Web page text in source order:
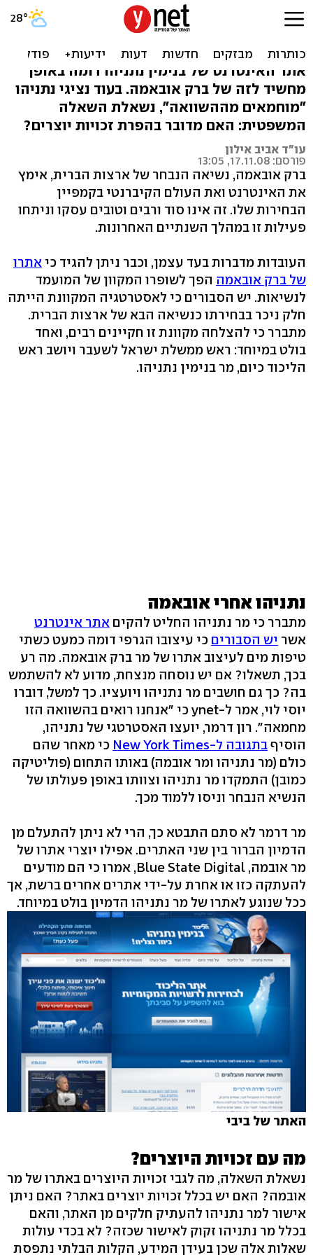
האם אתר נתניהו מפר זכויות
יוצרים? / פרשנות
אתר האינטרנט של בנימין נתניהו דומה באופן
מחשיד לזה של ברק אובאמה. בעוד נציגי נתניהו
"מוחמאים מההשוואה", נשאלת השאלה
המשפטית: האם מדובר בהפרת זכויות יוצרים?
עו"ד אביב אילון
פורסם: 17.11.08, 13:05
ברק אובאמה, נשיאה הנבחר של ארצות הברית, אימץ
את האינטרנט ואת העולם הקיברנטי בקמפיין
הבחירות שלו. זה אינו סוד ורבים וטובים עסקו וניתחו
פעילות זו במהלך השנתיים האחרונות.
העובדות מדברות בעד עצמן, וכבר ניתן להגיד כי אתרו
של ברק אובאמה הפך לשופרו המקוון של המועמד
לנשיאות. יש הסבורים כי לאסטרטגיה המקוונת הייתה
חלק ניכר בבחירתו כנשיאה הבא של ארצות הברית.
מתברר כי להצלחה מקוונת זו חקיינים רבים, ואחד
בולט במיוחד: ראש ממשלת ישראל לשעבר ויושב ראש
הליכוד כיום, מר בנימין נתניהו.
נתניהו אחרי אובאמה
מתברר כי מר נתניהו החליט להקים אתר אינטרנט
אשר יש הסבורים כי עיצובו הגרפי דומה כמעט כשתי
טיפות מים לעיצוב אתרו של מר ברק אובאמה. מה רע
בכך, תשאלו? אם יש נוסחה מנצחת, מדוע לא להשתמש
בה? כך גם חושבים מר נתניהו ויועציו. כך למשל, דוברו
יוסי לוי, אמר ל-ynet כי "אנחנו רואים בהשוואה הזו
מחמאה". רון דרמר, יועצו האסטרטגי של נתניהו,
הוסיףבתגובה ל-New York Times
כי מאחר שהם
כולם (מר נתניהו ומר אובמה) באותו התחום (פוליטיקה
כמובן) התמקדו מר נתניהו וצוותו באופן פעולתו של
הנשיא הנבחר וניסו ללמוד מכך.
מר דרמר לא סתם התבטא כך, הרי לא ניתן להתעלם מן
הדמיון הברור בין שני האתרים. אפילו יוצרי אתרו של
מר אובמה, Blue State Digital, אמרו כי הם מודעים
להעתקה כזו או אחרת על-ידי אתרים אחרים ברשת, אך
ככל שנוגע לאתרו של מר נתניהו הדמיון בולט במיוחד.
האתר של ביבי
מה עם זכויות היוצרים?
נשאלת השאלה, מה לגבי זכויות היוצרים באתרו של מר
אובמה? האם יש בכלל זכויות יוצרים באתר? האם ניתן
אישור למר נתניהו להעתיק חלקים מן האתר, והאם
בכלל מר נתניהו זקוק לאישור שכזה? לא בכדי עולות
שאלות אלה שכן בעידן המידע, הקלות הבלתי נתפסת